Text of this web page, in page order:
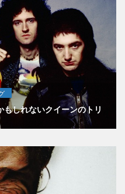
しれないクイーンのトリ